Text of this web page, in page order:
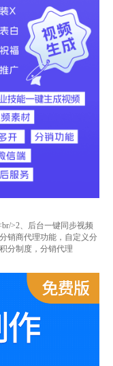
>2、后台一键同步视频
销商代理功能，自定义分
分制度，分销代理